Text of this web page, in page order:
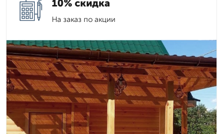
10% скидка
На заказ по акции